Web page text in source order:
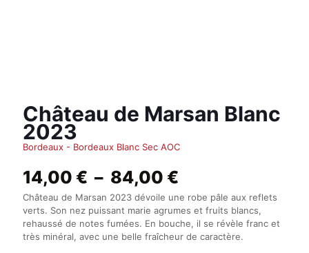
Château de Marsan Blanc
2023
Bordeaux - Bordeaux Blanc Sec AOC
14,00 € – 84,00 €
de
prix :
14,00 €
à
84,00 €
Château de Marsan 2023 dévoile une robe pâle aux reflets
verts. Son nez puissant marie agrumes et fruits blancs,
rehaussé de notes fumées. En bouche, il se révèle franc et
très minéral, avec une belle fraîcheur de caractère.